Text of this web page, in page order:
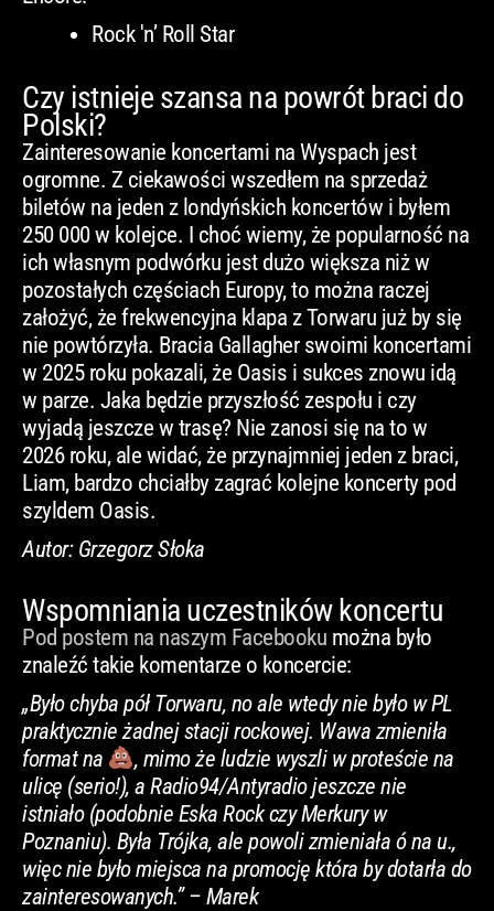
Rock 'n’ Roll Star
Czy istnieje szansa na powrót braci do
Polski?
Zainteresowanie koncertami na Wyspach jest
ogromne. Z ciekawości wszedłem na sprzedaż
biletów na jeden z londyńskich koncertów i byłem
250 000 w kolejce. I choć wiemy, że popularność na
ich własnym podwórku jest dużo większa niż w
pozostałych częściach Europy, to można raczej
założyć, że frekwencyjna klapa z Torwaru już by się
nie powtórzyła. Bracia Gallagher swoimi koncertami
w 2025 roku pokazali, że Oasis i sukces znowu idą
w parze. Jaka będzie przyszłość zespołu i czy
wyjadą jeszcze w trasę? Nie zanosi się na to w
2026 roku, ale widać, że przynajmniej jeden z braci,
Liam, bardzo chciałby zagrać kolejne koncerty pod
szyldem Oasis.
Autor: Grzegorz Słoka
Wspomniania uczestników koncertu
Pod postem na naszym Facebooku można było
znaleźć takie komentarze o koncercie:
„Było chyba pół Torwaru, no ale wtedy nie było w PL
praktycznie żadnej stacji rockowej. Wawa zmieniła
format na
, mimo że ludzie wyszli w proteście na
ulicę (serio!), a Radio94/Antyradio jeszcze nie
istniało (podobnie Eska Rock czy Merkury w
Poznaniu). Była Trójka, ale powoli zmieniała ó na u.,
więc nie było miejsca na promocję która by dotarła do
zainteresowanych.” – Marek